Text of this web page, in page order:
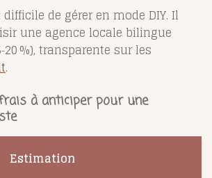
: difficile de gérer en mode DIY. Il
une agence locale bilingue
%), transparente sur les
.
à anticiper pour une
Estimation